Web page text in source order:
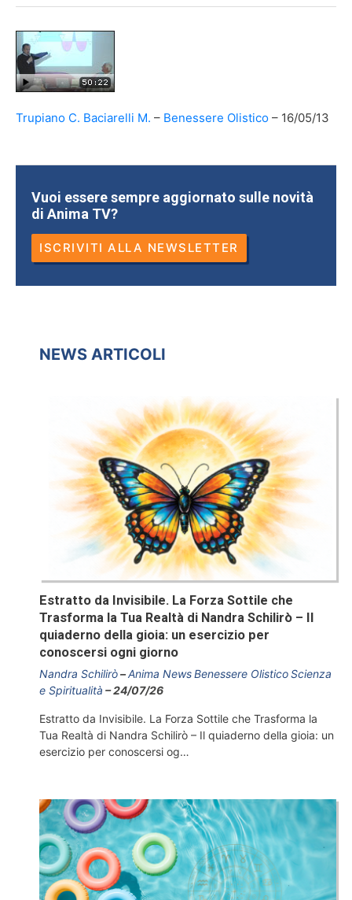
Trupiano C. Baciarelli M. Benessere Olistico 16/05/13
Vuoi essere sempre aggiornato sulle novità
di Anima TV?
ISCRIVITI ALLA NEWSLETTER
NEWS ARTICOLI
Estratto da Invisibile. La Forza Sottile che
Trasforma la Tua Realtà di Nandra Schilirò – Il
quiaderno della gioia: un esercizio per
conoscersi ogni giorno
Nandra Schilirò Anima NewsBenessere OlisticoScienza
e Spiritualità
24/07/26
Estratto da Invisibile. La Forza Sottile che Trasforma la
Tua Realtà di Nandra Schilirò – Il quiaderno della gioia: un
esercizio per conoscersi og…